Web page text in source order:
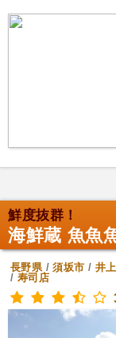
鮮度抜群！
海鮮蔵 魚魚
長野県/須坂市 / 井上
/ 寿司店